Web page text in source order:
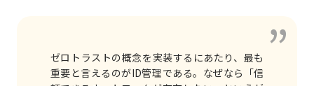
ゼロトラストの概念を実装するにあたり、最も
重要と⾔えるのがID管理である。なぜなら「信